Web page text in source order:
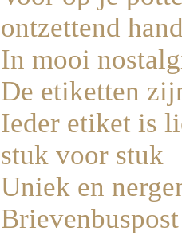
ontzettend
In mooi
De etiketten
Ieder etiket is
stuk voor stuk
Uniek en
Brievenbuspost